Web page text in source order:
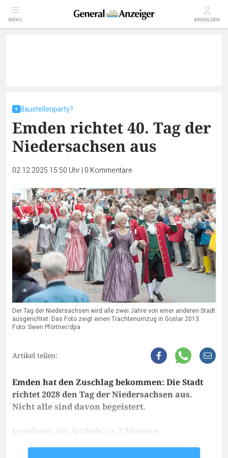
MENÜ ANMELDEN
Baustellenparty?
Emden richtet 40. Tag der
Niedersachsen aus
02.12.2025 15:50 Uhr| 0 Kommentare
Der Tag der Niedersachsen wird alle zwei Jahre von einer anderen Stadt
ausgerichtet. Das Foto zeigt einen Trachtenumzug in Goslar 2013.
Foto: Swen Pförtner/dpa
Artikel teilen:
Emden hat den Zuschlag bekommen: Die Stadt
richtet 2028 den Tag der Niedersachsen aus.
Nicht alle sind davon begeistert.
Lesedauer des Artikels: ca. 2 Minuten